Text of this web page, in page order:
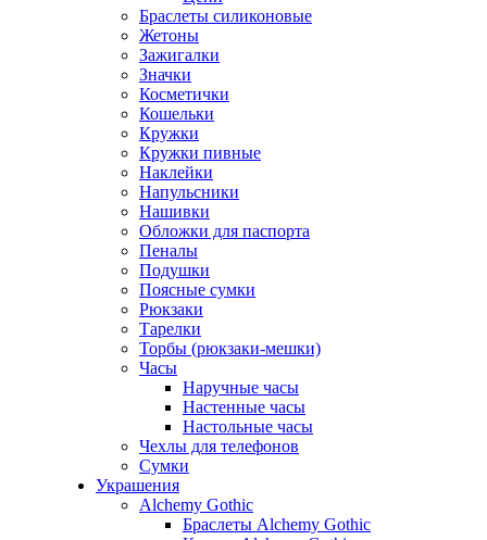
Браслеты силиконовые
Жетоны
Зажигалки
Значки
Косметички
Кошельки
Кружки
Кружки пивные
Наклейки
Напульсники
Нашивки
Обложки для паспорта
Пеналы
Подушки
Поясные сумки
Рюкзаки
Тарелки
Торбы (рюкзаки-мешки)
Часы
Наручные часы
Настенные часы
Настольные часы
Чехлы для телефонов
Сумки
Украшения
Alchemy Gothic
Браслеты Alchemy Gothic